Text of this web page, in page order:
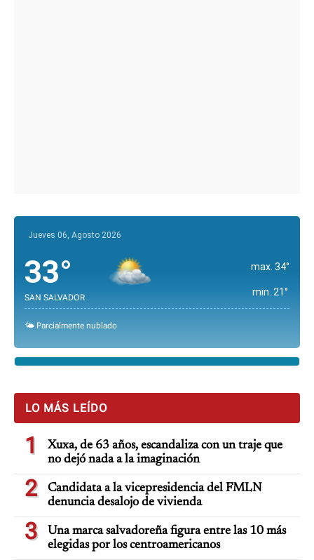
Jueves 06, Agosto 2026
33°
SAN SALVADOR
max. 34°
min. 21°
🌤️ Parcialmente nublado
LO MÁS LEÍDO
1
Xuxa, de 63 años, escandaliza con un traje que
no dejó nada a la imaginación
2
Candidata a la vicepresidencia del FMLN
denuncia desalojo de vivienda
3
Una marca salvadoreña figura entre las 10 más
elegidas por los centroamericanos